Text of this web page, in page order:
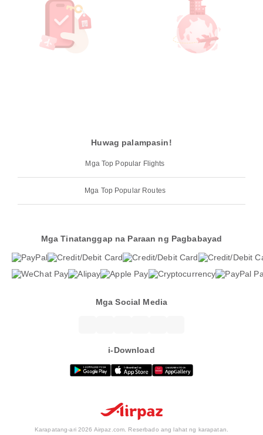
Huwag palampasin!
Mga Top Popular Flights
Mga Top Popular Routes
Mga Tinatanggap na Paraan ng Pagbabayad
Mga Social Media
i-Download
Karapatang-ari 2026 Airpaz.com. Reserbado ang lahat ng karapatan.